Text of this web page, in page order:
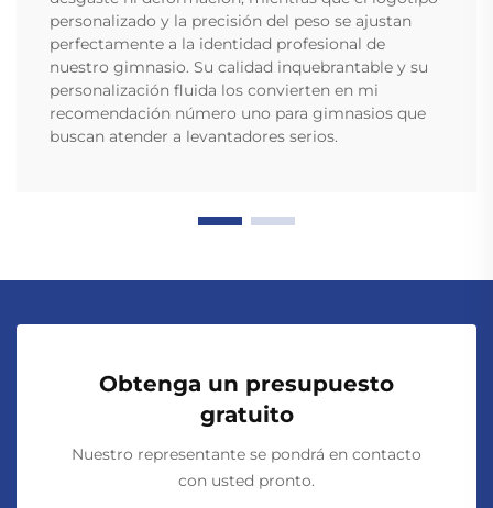
personalizado y la precisión del peso se ajustan
perfectamente a la identidad profesional de
nuestro gimnasio. Su calidad inquebrantable y su
personalización fluida los convierten en mi
recomendación número uno para gimnasios que
buscan atender a levantadores serios.
Obtenga un presupuesto
gratuito
Nuestro representante se pondrá en contacto
con usted pronto.